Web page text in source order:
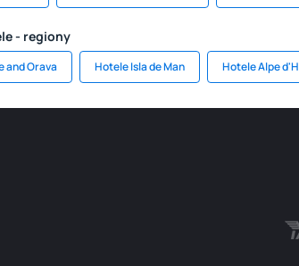
- regiony
and Orava Hotele Isla de Man Hotele Alpe